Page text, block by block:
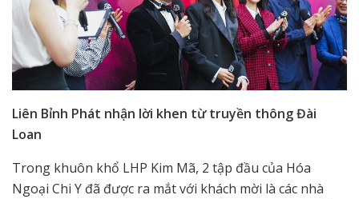
Liên Bỉnh Phát nhận lời khen từ truyền thông Đài
Loan
Trong khuôn khổ LHP Kim Mã, 2 tập đầu của Hóa
Ngoại Chi Y đã được ra mắt với khách mời là các nhà